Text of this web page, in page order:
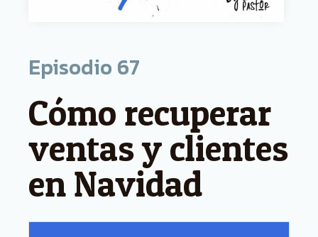
Episodio 67
Cómo recuperar
ventas y clientes
en Navidad